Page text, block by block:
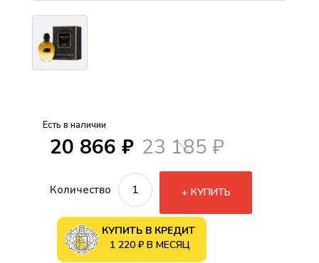
Есть в наличии
20 866 ₽ 23 185 ₽
Количество КУПИТЬ
КУПИТЬ В КРЕДИТ
1 220 ₽ В МЕСЯЦ